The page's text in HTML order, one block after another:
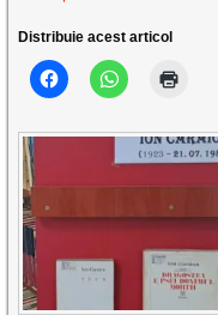
Distribuie acest articol